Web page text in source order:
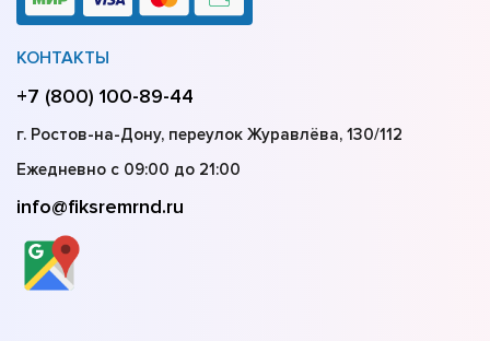
КОНТАКТЫ
+7 (800) 100-89-44
г. Ростов-на-Дону, переулок Журавлёва, 130/112
Ежедневно с 09:00 до 21:00
info@fiksremrnd.ru